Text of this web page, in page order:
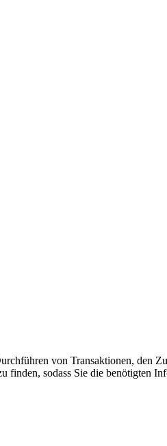
von Transaktionen, den
sodass Sie die benötigten